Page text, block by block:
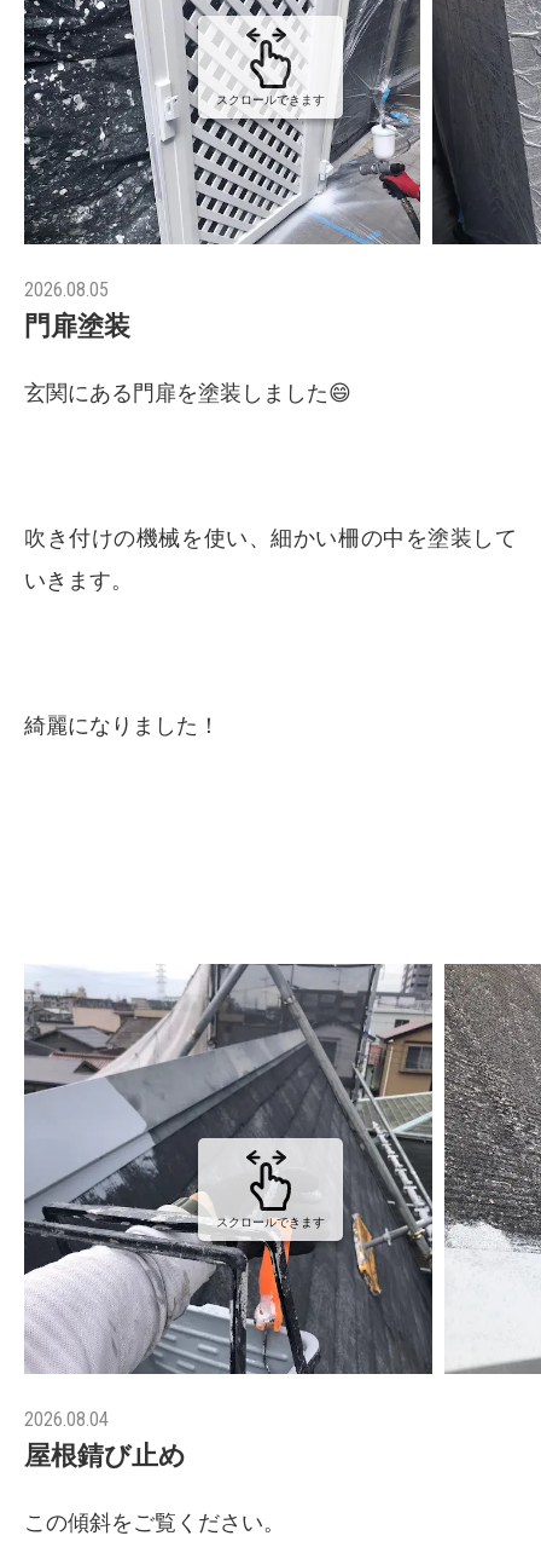
スクロールできます
2026.08.05
門扉塗装
玄関にある門扉を塗装しました😄
吹き付けの機械を使い、細かい柵の中を塗装して
いきます。
綺麗になりました！
スクロールできます
2026.08.04
屋根錆び止め
この傾斜をご覧ください。